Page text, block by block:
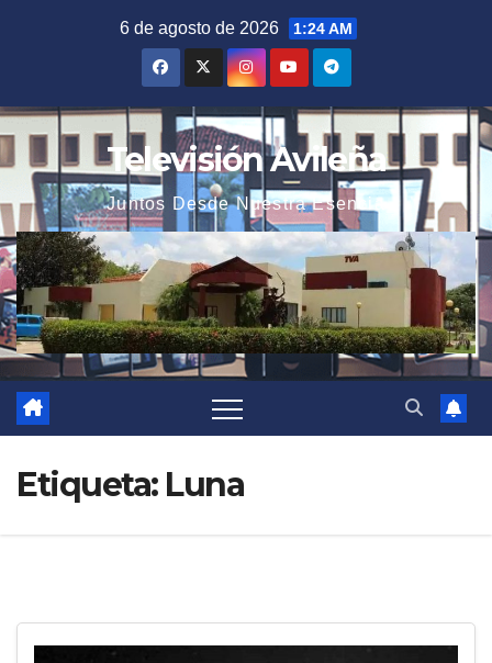
6 de agosto de 2026 1:24 AM
Televisión Avileña
Juntos Desde Nuestra Esencia
Etiqueta: Luna